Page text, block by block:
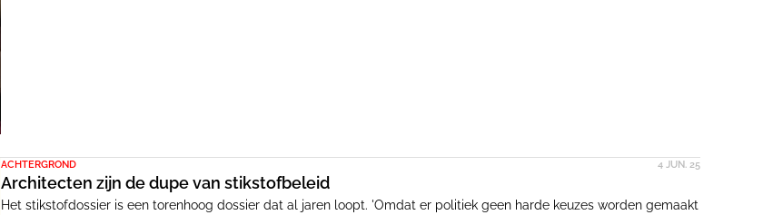
ACHTERGROND 4 JUN. 25
Architecten zijn de dupe van stikstofbeleid
Het stikstofdossier is een torenhoog dossier dat al jaren loopt. 'Omdat er politiek geen harde keuzes worden gemaakt